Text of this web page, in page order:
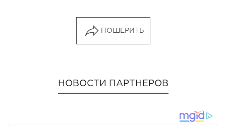
ПОШЕРИТЬ
НОВОСТИ ПАРТНЕРОВ